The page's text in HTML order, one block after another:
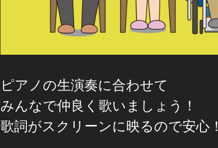
ピアノの生演奏に合わせて
みんなで仲良く歌いましょう！
歌詞がスクリーンに映るので安心！